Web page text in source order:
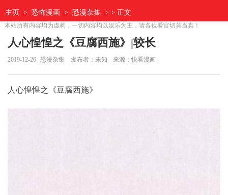
主页 > 恐怖漫画 > 恐漫杂集 > > 正文
本站所有内容均为虚构，一切内容均以娱乐为主，请各位看官切莫当真！
人心惶惶之《豆腐西施》|较长
2019-12-26 恐漫杂集 发布者：未知 来源：快看漫画
人心惶惶之《豆腐西施》